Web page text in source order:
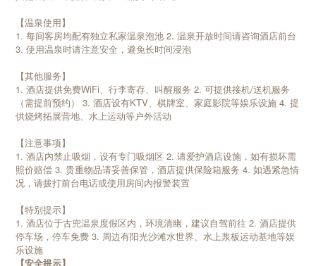
【温泉使用】
1. 每间客房均配有独立私家温泉泡池 2. 温泉开放时间请咨询酒店前台
3. 使用温泉时请注意安全，避免长时间浸泡
【其他服务】
1. 酒店提供免费WiFi、行李寄存、叫醒服务 2. 可提供接机/送机服务
（需提前预约） 3. 酒店设有KTV、棋牌室、家庭影院等娱乐设施 4. 提
供烧烤拓展营地、水上运动等户外活动
【注意事项】
1. 酒店内禁止吸烟，设有专门吸烟区 2. 请爱护酒店设施，如有损坏需
照价赔偿 3. 贵重物品请妥善保管，酒店提供保险箱服务 4. 如遇紧急情
况，请拨打前台电话或使用房间内报警装置
【特别提示】
1. 酒店位于古兜温泉度假区内，环境清幽，建议自驾前往 2. 酒店提供
停车场，停车免费 3. 周边有阳光沙滩水世界、水上浆板运动基地等娱
乐设施
【安全提示】